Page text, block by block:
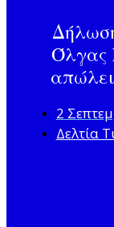
Όλγας
2
Δελτία